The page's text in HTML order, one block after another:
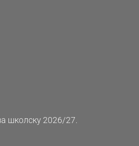
школску 2026/27.